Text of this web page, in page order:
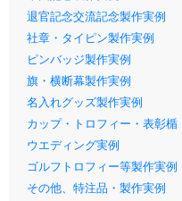
退官記念交流記念製作実例
社章・タイピン製作実例
ピンバッジ製作実例
旗・横断幕製作実例
名入れグッズ製作実例
カップ・トロフィー・表彰楯
ウエディング実例
ゴルフトロフィー等製作実例
その他、特注品・製作実例